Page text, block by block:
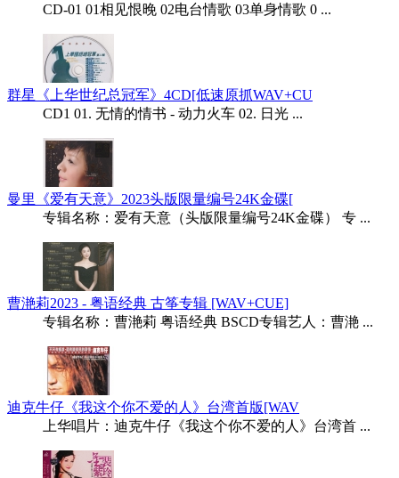
CD-01 01相见恨晚 02电台情歌 03单身情歌 0 ...
群星《上华世纪总冠军》4CD[低速原抓WAV+CU
CD1 01. 无情的情书 - 动力火车 02. 日光 ...
曼里《爱有天意》2023头版限量编号24K金碟[
专辑名称：爱有天意（头版限量编号24K金碟） 专 ...
曹滟莉2023 - 粤语经典 古筝专辑 [WAV+CUE]
专辑名称：曹滟莉 粤语经典 BSCD专辑艺人：曹滟 ...
迪克牛仔《我这个你不爱的人》台湾首版[WAV
上华唱片：迪克牛仔《我这个你不爱的人》台湾首 ...